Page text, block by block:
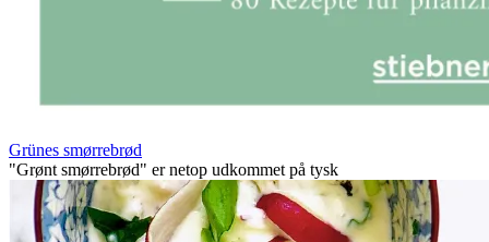
Grünes smørrebrød
"Grønt smørrebrød" er netop udkommet på tysk